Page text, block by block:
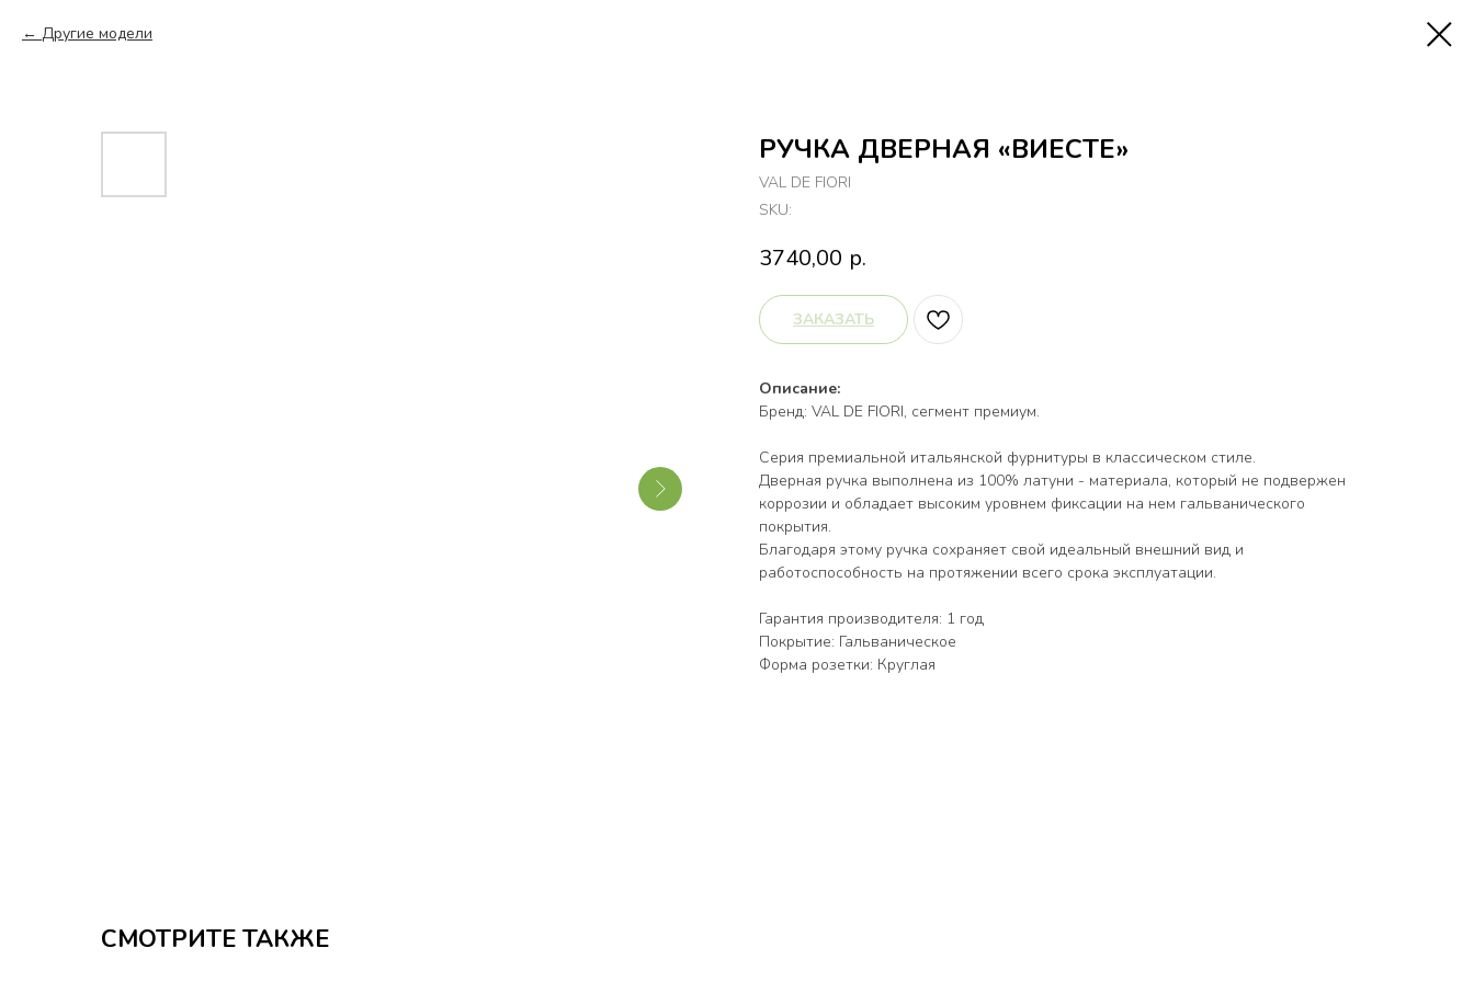
Другие модели
РУЧКА ДВЕРНАЯ «ВИЕСТЕ»
VAL DE FIORI
SKU:
3740,00 р.
ЗАКАЗАТЬ
Описание:
Бренд: VAL DE FIORI, сегмент премиум.
Серия премиальной итальянской фурнитуры в классическом стиле.
Дверная ручка выполнена из 100% латуни - материала, который не подвержен
коррозии и обладает высоким уровнем фиксации на нем гальванического
покрытия.
Благодаря этому ручка сохраняет свой идеальный внешний вид и
работоспособность на протяжении всего срока эксплуатации.
Гарантия производителя: 1 год
Покрытие: Гальваническое
Форма розетки: Круглая
СМОТРИТЕ ТАКЖЕ